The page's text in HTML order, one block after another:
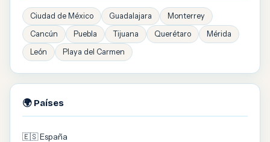
Ciudad de México Guadalajara
Monterrey
Cancún
Puebla Tijuana Querétaro
Mérida
León
Playa del Carmen
🌍 Países
🇪🇸 España